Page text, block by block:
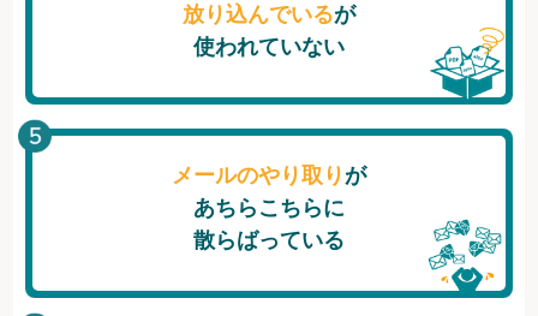
放り込んでいるが
使われていない
メールのやり取り が
あちらこちらに
散らばっている